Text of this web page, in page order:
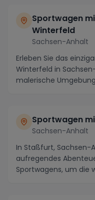
Sportwagen
Winterfeld
Sachsen-Anhalt
Erleben Sie das
Winterfeld in
malerische
Sportwagen
Sachsen-Anhalt
In Staßfurt, Sachsen-
aufregendes
Sportwagens, um die